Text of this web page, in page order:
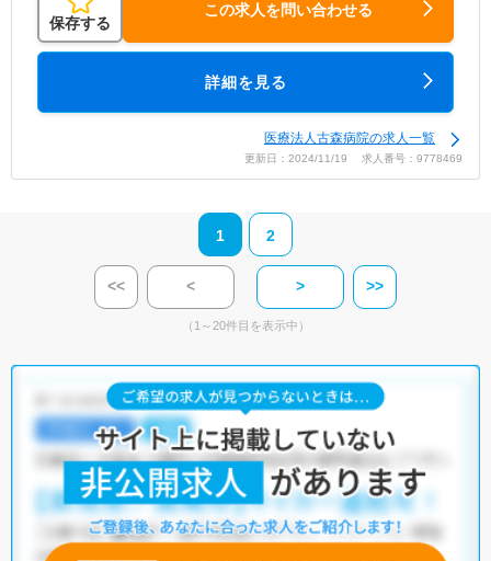
保存する
この求人を問い合わせる
詳細を見る
医療法人古森病院の求人一覧
更新日：2024/11/19 求人番号：9778469
1 2
<< < > >>
（1～20件目を表示中）